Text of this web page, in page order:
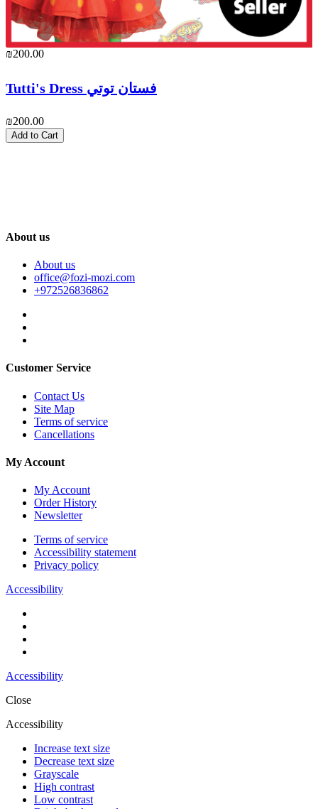
₪200.00
Tutti's Dress فستان توتي
₪200.00
Add to Cart
About us
About us
office@fozi-mozi.com
+972526836862
Customer Service
Contact Us
Site Map
Terms of service
Cancellations
My Account
My Account
Order History
Newsletter
Terms of service
Accessibility statement
Privacy policy
Accessibility
Accessibility
Close
Accessibility
Increase text size
Decrease text size
Grayscale
High contrast
Low contrast